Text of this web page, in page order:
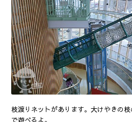
枝渡りネットがあります。大けやきの
で遊べるよ。